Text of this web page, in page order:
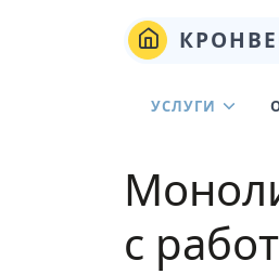
УСЛУГИ
с